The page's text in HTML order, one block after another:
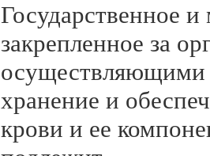
Государственное
закрепленное за
осуществляющими
хранение и
крови и ее